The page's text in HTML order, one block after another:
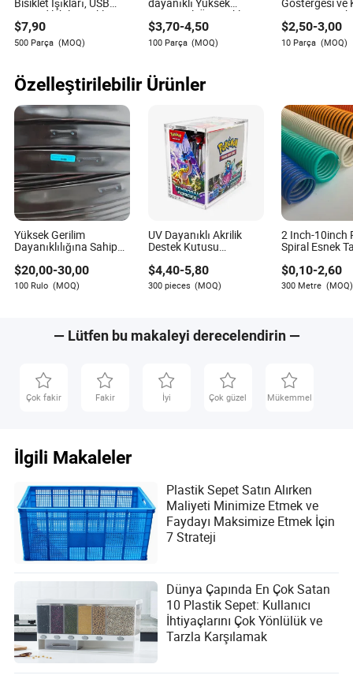
kullanıldığını belirten etiketlere dikkat edin.
Q3: Plastik sepetleri banyo gibi nemli alanlarda
A3: Kesinlikle, PVC sepetler nemli ortamlarda iyi çalışır
çünkü nefes alabilir ve neme dayanıklıdır, küf riskini
azaltır.
Spencer Garrett
Yazar
Spencer Garrett, hafif sanayi ve günlük ihtiyaçlar
sektöründe uzmanlaşmış yetenekli bir yazardır.
yatmaktadır. Spencer, tedarikçilerin pazar taleplerine
nasıl uyum sağladıklarını ve gelişim gösterdiklerini
Bisiklet Işıkları, USB
Şarj Edilebilir Bisiklet
Işığı Su Geçirmez IP65
$7,90
500 Parça (MOQ)
dayanıklı Yüksek
Kapasiteli Ön Bisiklet
Rafı katlanabilir Bisiklet
Sepet
$3,70-4,50
100 Parça (MOQ)
Göstergesi ve
Sayacı LED
Kablosuz Su
Bisiklet
Bisiklet
$2,50-3,00
10 Parça (MOQ)
Özelleştirilebilir Ürünler
Yüksek Gerilim
Dayanıklılığına Sahip
Damla Bandı Spor Alanı
Çimlerine Yönelik
$20,00-30,00
100 Rulo (MOQ)
UV Dayanıklı Akrilik
Destek Kutusu
Kutusu
$4,40-5,80
300 pieces (MOQ)
2 Inch-10inch
Spiral Esnek
Emme
Hortumu
$0,10-2,60
300 Metre (MOQ)
— Lütfen bu makaleyi derecelendirin —
Çok fakir Fakir İyi Çok güzel Mükemmel
İlgili Makaleler
Plastik Sepet Satın Alırken
Maliyeti Minimize Etmek ve
Faydayı Maksimize Etmek İçin
7 Strateji
Dünya Çapında En Çok Satan
10 Plastik Sepet: Kullanıcı
İhtiyaçlarını Çok Yönlülük ve
Tarzla Karşılamak